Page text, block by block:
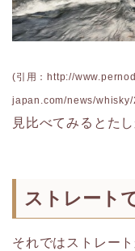
(引用：http://
japan.com/news/
見比べてみるとた
ストレート
それではストレー